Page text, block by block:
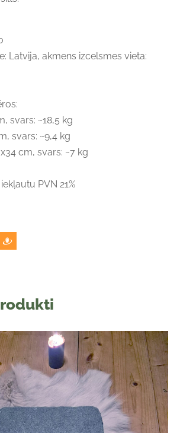
Latvija, akmens izcelsmes vieta:
svars: ~18,5 kg
svars: ~9,4 kg
cm, svars: ~7 kg
PVN 21%